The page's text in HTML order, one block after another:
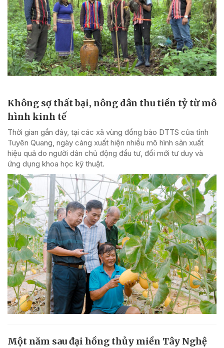
Không sợ thất bại, nông dân thu tiền tỷ từ mô
hình kinh tế
Thời gian gần đây, tại các xã vùng đồng bào DTTS của tỉnh
Tuyên Quang, ngày càng xuất hiện nhiều mô hình sản xuất
hiệu quả do người dân chủ động đầu tư, đổi mới tư duy và
ứng dụng khoa học kỹ thuật.
Một năm sau đại hồng thủy miền Tây Nghệ